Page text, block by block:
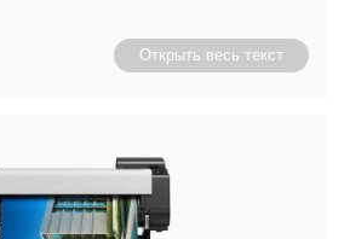
Открыть весь текст